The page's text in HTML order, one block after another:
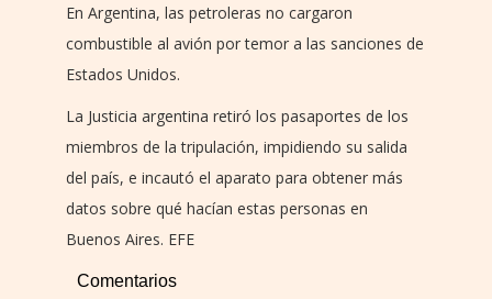
En Argentina, las petroleras no cargaron
combustible al avión por temor a las sanciones de
Estados Unidos.
La Justicia argentina retiró los pasaportes de los
miembros de la tripulación, impidiendo su salida
del país, e incautó el aparato para obtener más
datos sobre qué hacían estas personas en
Buenos Aires. EFE
Comentarios